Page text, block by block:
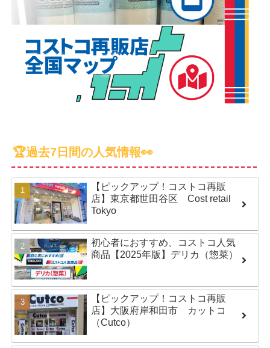
🏆過去7日間の人気情報👀
【ピックアップ！コストコ再販
店】東京都世田谷区 Cost retail
Tokyo
初心者におすすめ、コストコ人気
商品【2025年版】デリカ（惣菜）
【ピックアップ！コストコ再販
店】大阪府岸和田市 カットコ
（Cutco）